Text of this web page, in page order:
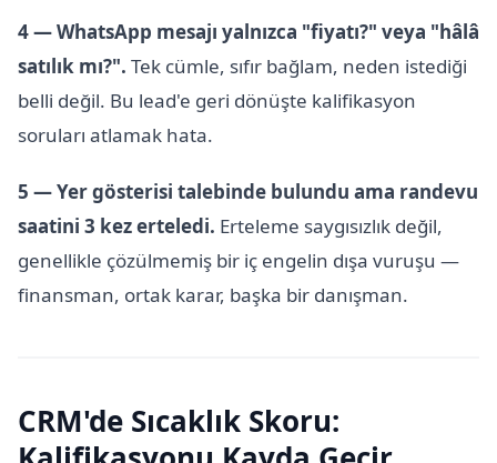
4 — WhatsApp mesajı yalnızca "fiyatı?" veya "hâlâ
satılık mı?". Tek cümle, sıfır bağlam, neden istediği
belli değil. Bu lead'e geri dönüşte kalifikasyon
soruları atlamak hata.
5 — Yer gösterisi talebinde bulundu ama randevu
saatini 3 kez erteledi. Erteleme saygısızlık değil,
genellikle çözülmemiş bir iç engelin dışa vuruşu —
finansman, ortak karar, başka bir danışman.
CRM'de Sıcaklık Skoru: